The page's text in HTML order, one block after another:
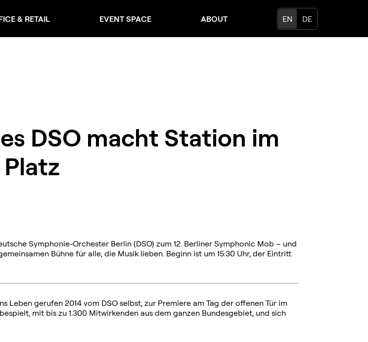
& RETAIL EVENT SPACE ABOUT EN DE
DSO macht Station im
Symphonie-Orchester Berlin (DSO) zum 12. Berliner Symphonic Mob – und
Bühne für alle, die Musik lieben. Beginn ist um 15:30 Uhr, der Eintritt
gerufen 2014 vom DSO selbst, zur Premiere am Tag der offenen Tür im
mit bis zu 1.300 Mitwirkenden aus dem ganzen Bundesgebiet, und sich